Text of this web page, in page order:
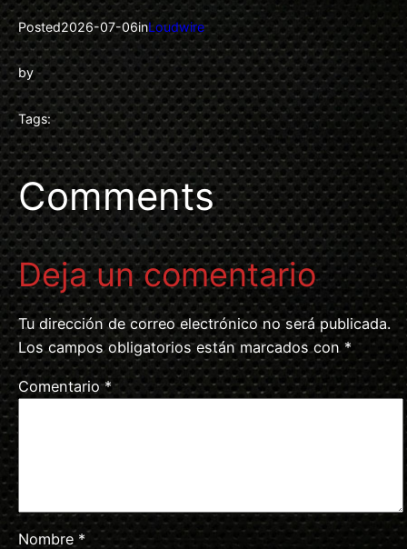
Posted2026-07-06inLoudwire
by
Tags:
Comments
Deja un comentario
Tu dirección de correo electrónico no será publicada.
Los campos obligatorios están marcados con *
Comentario*
Nombre *